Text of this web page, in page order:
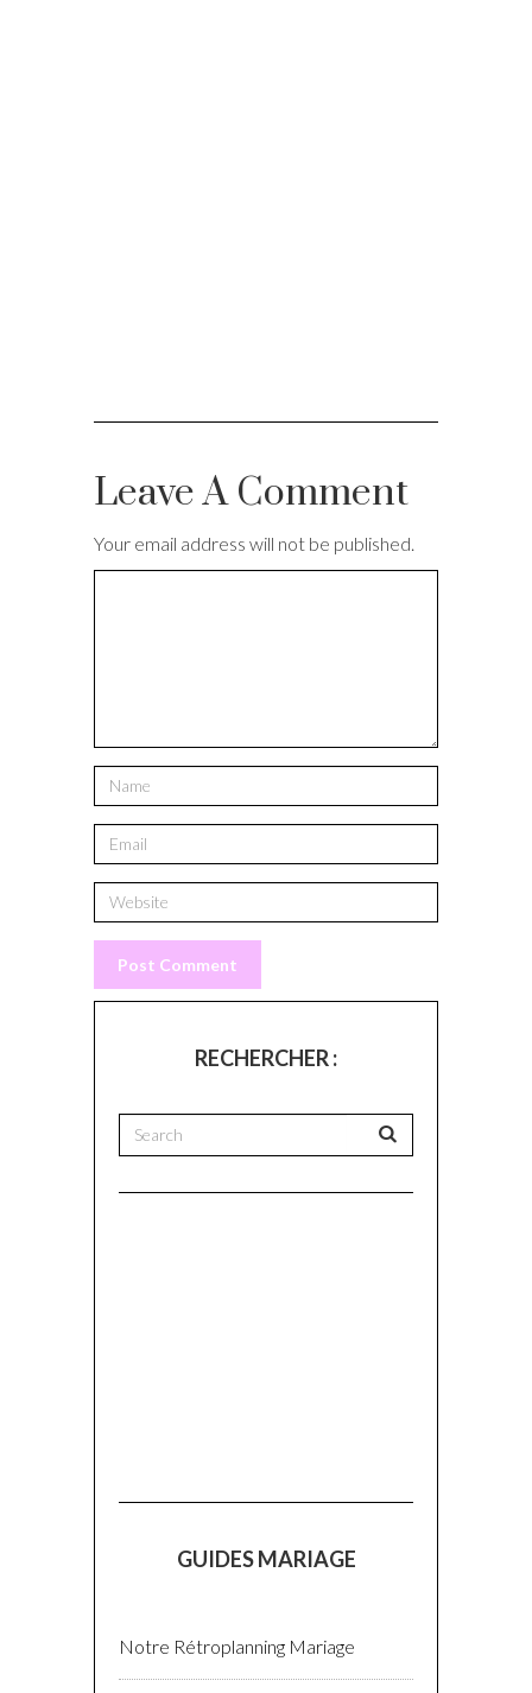
Leave A Comment
Your email address will not be published.
RECHERCHER :
GUIDES MARIAGE
Notre Rétroplanning Mariage